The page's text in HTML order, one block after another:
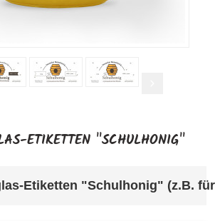
ETIKETTEN "SCHULHONIG"
Etiketten "Schulhonig" (z.B.